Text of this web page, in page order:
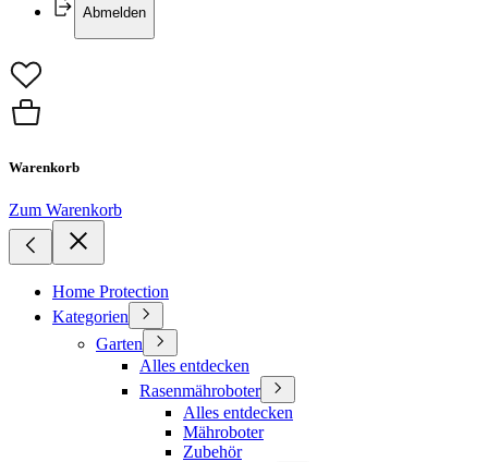
Abmelden
Warenkorb
Zum Warenkorb
Home Protection
Kategorien
Garten
Alles entdecken
Rasenmähroboter
Alles entdecken
Mähroboter
Zubehör